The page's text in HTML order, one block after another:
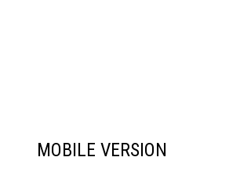
MOBILE VERSION